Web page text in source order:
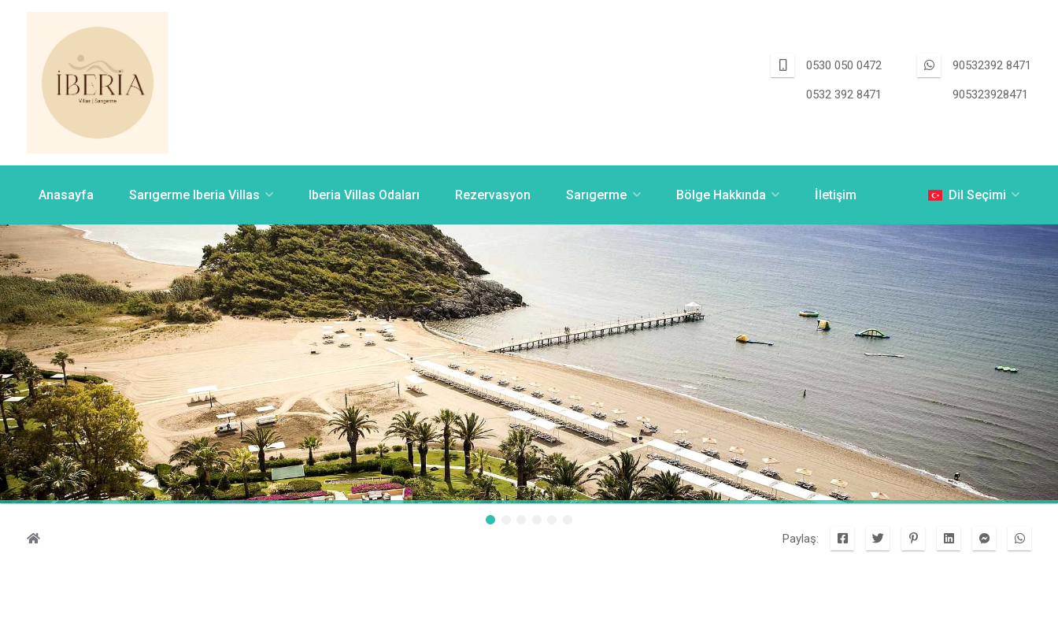
0530 050 0472
0532 392 8471
90532392 8471
905323928471
Anasayfa Sarıgerme Iberia Villas Iberia Villas Odaları Rezervasyon Sarıgerme Bölge Hakkında İletişim Dil Seçimi
Paylaş: